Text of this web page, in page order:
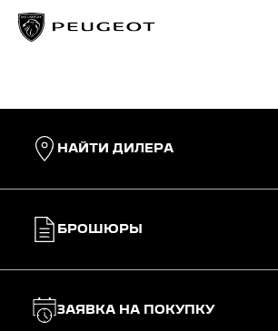
НАЙТИ ДИЛЕРА
БРОШЮРЫ
ЗАЯВКА НА ПОКУПКУ